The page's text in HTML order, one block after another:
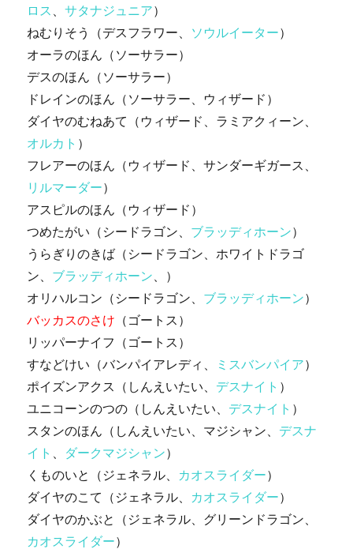
ロス
、サタナジュニア）
ねむりそう（デスフラワー、 ソウルイーター）
オーラのほん（ソーサラー）
デスのほん（ソーサラー）
ドレインのほん（ソーサラー、ウィザード）
ダイヤのむねあて（ウィザード、ラミアクィーン、
オルカト ）
フレアーのほん（ウィザード、サンダーギガース、
リルマーダー）
アスピルのほん（ウィザード）
つめたがい（シードラゴン、 ブラッディホーン）
うらぎりのきば（シードラゴン、ホワイトドラゴ
ン、 ブラッディホーン 、）
オリハルコン（シードラゴン、 ブラッディホーン）
バッカスのさけ （ゴートス）
リッパーナイフ（ゴートス）
すなどけい（バンパイアレディ、
ミスバンパイア）
ポイズンアクス（しんえいたい、 デスナイト ）
ユニコーンのつの（しんえいたい、 デスナイト ）
スタンのほん（しんえいたい、マジシャン、 デスナ
イト
ダークマジシャン）
くものいと（ジェネラル、 カオスライダー）
ダイヤのこて（ジェネラル、 カオスライダー）
ダイヤのかぶと（ジェネラル、グリーンドラゴン、
カオスライダー）